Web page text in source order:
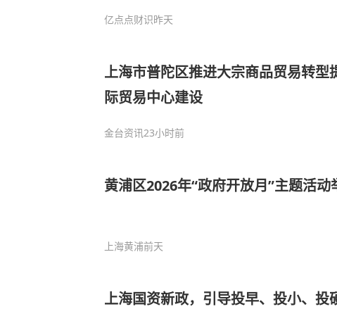
亿点点财识昨天
上海市普陀区推进大宗商品贸易转型
际贸易中心建设
金台资讯23小时前
黄浦区2026年“政府开放月”主题活动
上海黄浦前天
上海国资新政，引导投早、投小、投